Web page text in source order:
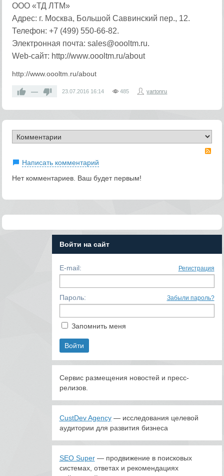
ООО «ТД ЛТМ»
Адрес: г. Москва, Большой Саввинский пер., 12.
Телефон: +7 (499) 550-66-82.
Электронная почта: sales@oooltm.ru.
Web-сайт: http://www.oooltm.ru/about
http://www.oooltm.ru/about
— 23.07.2016 16:14 485 vartonru
Написать комментарий
Нет комментариев. Ваш будет первым!
Войти на сайт
E-mail: Регистрация
Пароль: Забыли пароль?
Запомнить меня
Сервис размещения новостей и пресс-
релизов.
CustDev Agency— исследования целевой
аудитории для развития бизнеса
SEO Super— продвижение в поисковых
системах, ответах и рекомендациях